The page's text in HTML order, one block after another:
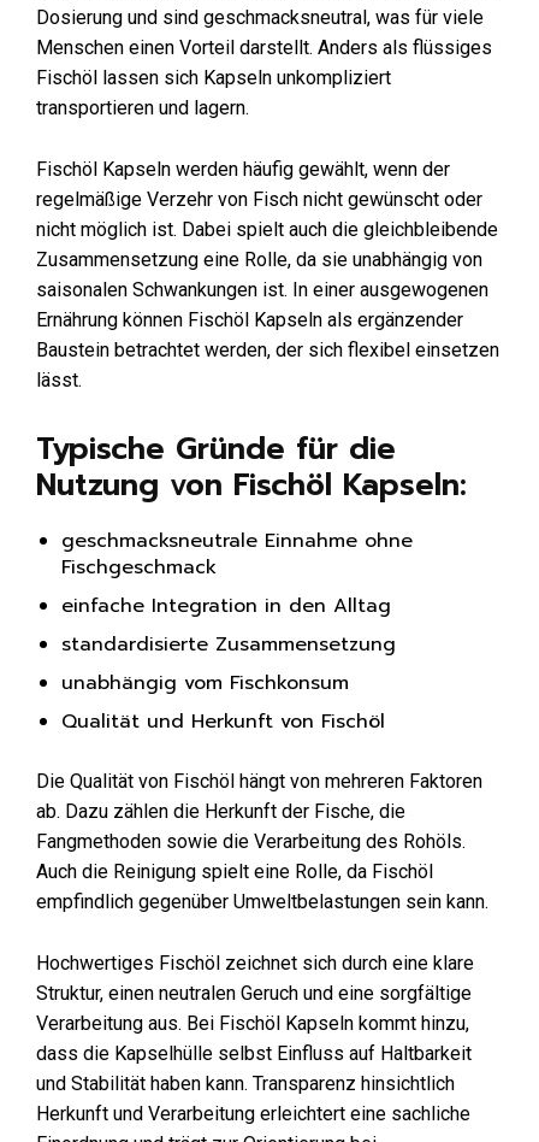
Dosierung und sind geschmacksneutral, was für viele
Menschen einen Vorteil darstellt. Anders als flüssiges
Fischöl lassen sich Kapseln unkompliziert
transportieren und lagern.
Fischöl Kapseln werden häufig gewählt, wenn der
regelmäßige Verzehr von Fisch nicht gewünscht oder
nicht möglich ist. Dabei spielt auch die gleichbleibende
Zusammensetzung eine Rolle, da sie unabhängig von
saisonalen Schwankungen ist. In einer ausgewogenen
Ernährung können Fischöl Kapseln als ergänzender
Baustein betrachtet werden, der sich flexibel einsetzen
lässt.
Typische Gründe für die
Nutzung von Fischöl Kapseln:
geschmacksneutrale Einnahme ohne
Fischgeschmack
einfache Integration in den Alltag
standardisierte Zusammensetzung
unabhängig vom Fischkonsum
Qualität und Herkunft von Fischöl
Die Qualität von Fischöl hängt von mehreren Faktoren
ab. Dazu zählen die Herkunft der Fische, die
Fangmethoden sowie die Verarbeitung des Rohöls.
Auch die Reinigung spielt eine Rolle, da Fischöl
empfindlich gegenüber Umweltbelastungen sein kann.
Hochwertiges Fischöl zeichnet sich durch eine klare
Struktur, einen neutralen Geruch und eine sorgfältige
Verarbeitung aus. Bei Fischöl Kapseln kommt hinzu,
dass die Kapselhülle selbst Einfluss auf Haltbarkeit
und Stabilität haben kann. Transparenz hinsichtlich
Herkunft und Verarbeitung erleichtert eine sachliche